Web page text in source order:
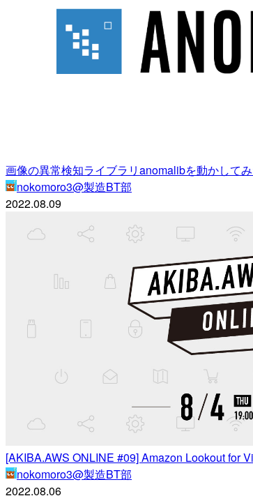
画像の異常検知ライブラリanomalibを動かして
nokomoro3@製造BT部
2022.08.09
[AKIBA.AWS ONLINE #09] Amazon Lookout for
nokomoro3@製造BT部
2022.08.06